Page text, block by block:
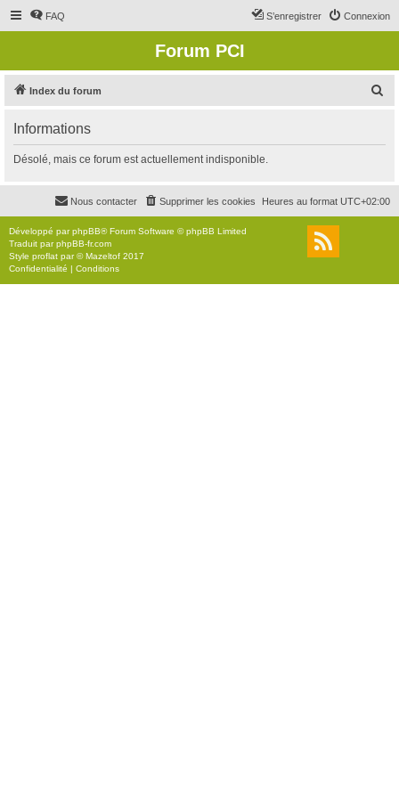
FAQ Connexion
S’enregistrer
Forum PCI
Index du forum
r
c
r
Informations
Désolé, mais ce forum est actuellement indisponible.
Heures au format UTC+02:00
Supprimer les cookies
Nous contacter
Développé parphpBB® Forum Software © phpBB Limited
Traduit parphpBB-fr.com
Style proflat par ©Mazeltof 2017
Confidentialité | Conditions